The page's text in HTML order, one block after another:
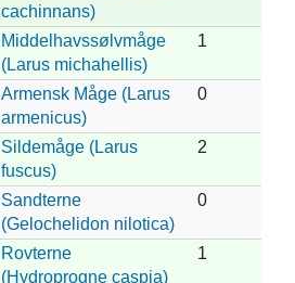
cachinnans)
Middelhavssølvmåge
(Larus michahellis)
1
Armensk Måge (Larus
armenicus)
0
Sildemåge (Larus
fuscus)
2
Sandterne
(Gelochelidon nilotica)
0
Rovterne
(Hydroprogne caspia)
1